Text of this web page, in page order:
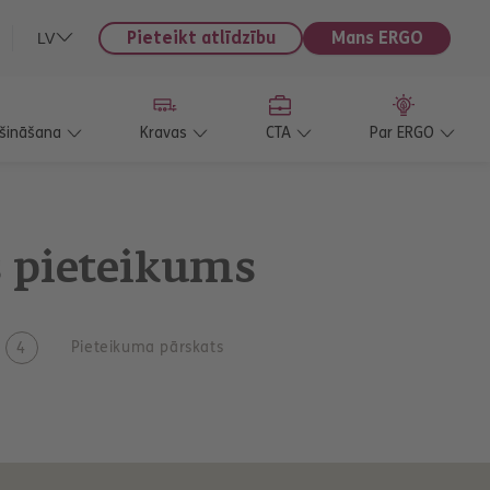
LV Pieteikt atlīdzību Mans ERGO
Kravas CTA Par ERGO
pieteikums
Pieteikuma pārskats